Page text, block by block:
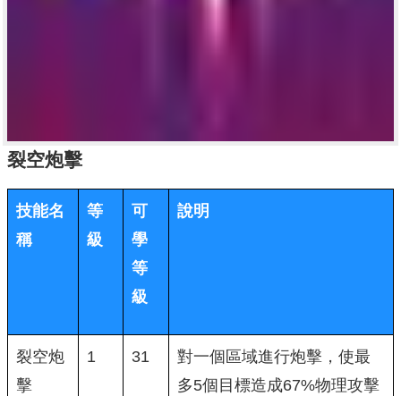
裂空炮擊
技能名
稱
等
級
可
學
等
級
說明
裂空炮
擊
1 31
對一個區域進行炮擊，使最
多5個目標造成67%物理攻擊